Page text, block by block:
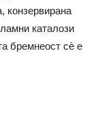
конзервирана
каталози
бремнеост сѐ е